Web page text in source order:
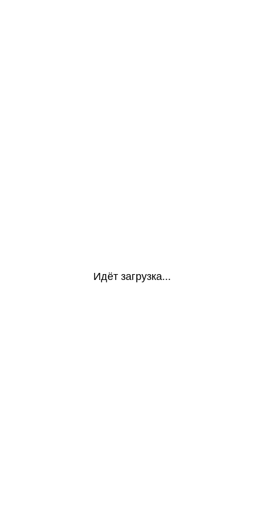
Идёт загрузка...